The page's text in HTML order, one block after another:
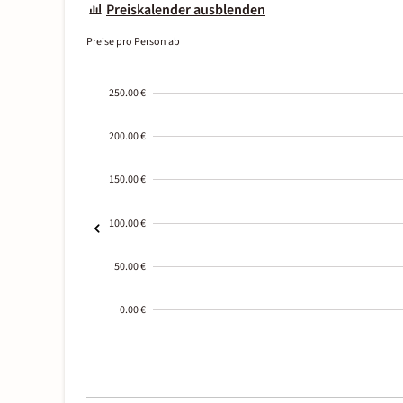
Preiskalender ausblenden
Preise pro Person ab
250.00 €
200.00 €
150.00 €
100.00 €
50.00 €
0.00 €
01-02